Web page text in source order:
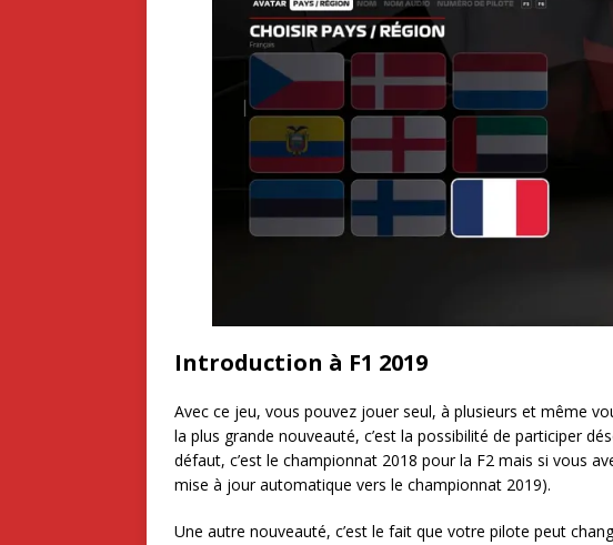
Introduction à F1 2019
Avec ce jeu, vous pouvez jouer seul, à plusieurs et même
la plus grande nouveauté, c’est la possibilité de participer
défaut, c’est le championnat 2018 pour la F2 mais si vous
mise à jour automatique vers le championnat 2019).
Une autre nouveauté, c’est le fait que votre pilote peut